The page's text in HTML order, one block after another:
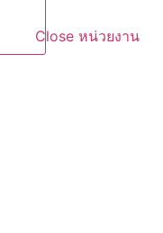
Close หน่วยงาน